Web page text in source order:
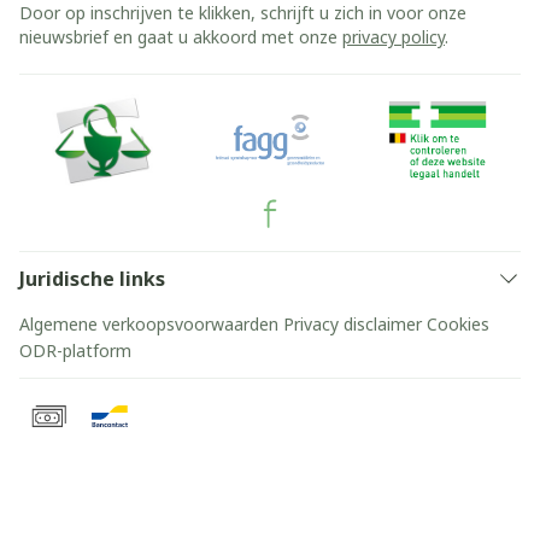
Door op inschrijven te klikken, schrijft u zich in voor onze
nieuwsbrief en gaat u akkoord met onze privacy policy.
Juridische links
Algemene verkoopsvoorwaarden Privacy disclaimer Cookies
ODR-platform